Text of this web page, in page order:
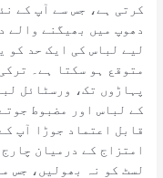
کرتی ہے، جس سے آپ کے
دھوپ میں بھیگنے والے
لیے لباس کی ایک حد کو
متوقع ہو سکتا ہے۔
پہاڑوں تک، ورسٹائل
کے لباس اور مضبوط
قابل اعتماد جوڑا آپ
امتزاج کے درمیان
لسٹ کو نہ بھولیں، جس